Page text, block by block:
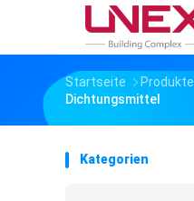
Startseite Produkte
Dichtungsmittel
Kategorien